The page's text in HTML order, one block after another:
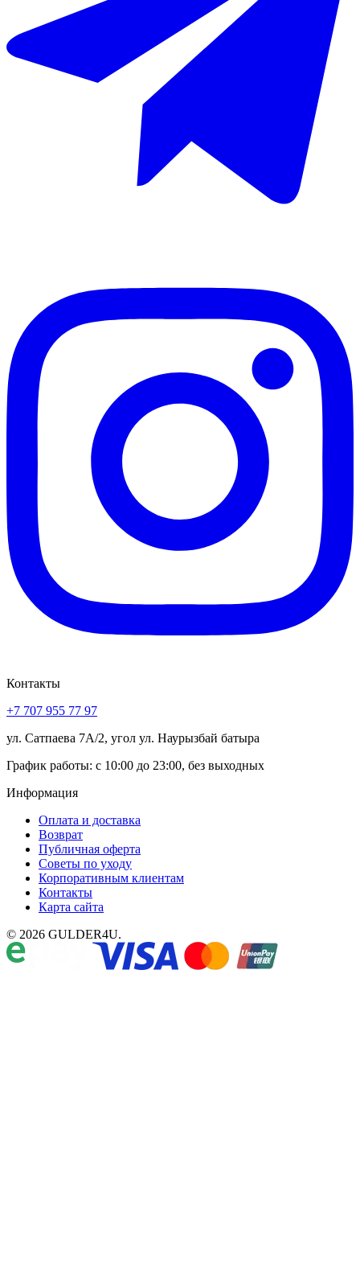
Контакты
+7 707 955 77 97
ул. Сатпаева 7А/2, угол ул. Наурызбай батыра
График работы: с 10:00 до 23:00, без выходных
Информация
Оплата и доставка
Возврат
Публичная оферта
Советы по уходу
Корпоративным клиентам
Контакты
Карта сайта
© 2026 GULDER4U.